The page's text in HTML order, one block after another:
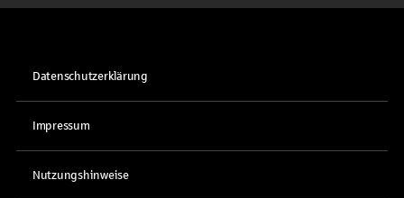
Datenschutzerklärung
Impressum
Nutzungshinweise